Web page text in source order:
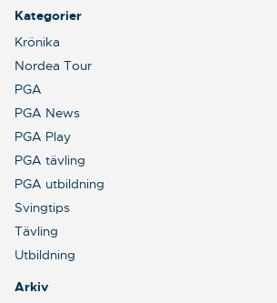
Kategorier
Krönika
Nordea Tour
PGA
PGA News
PGA Play
PGA tävling
PGA utbildning
Svingtips
Tävling
Utbildning
Arkiv